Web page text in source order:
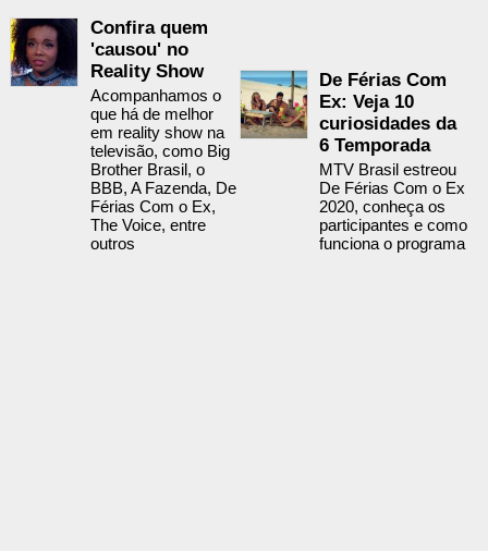
Confira quem
'causou' no
Reality Show
Acompanhamos o
que há de melhor
em reality show na
televisão, como Big
Brother Brasil, o
BBB, A Fazenda, De
Férias Com o Ex,
The Voice, entre
outros
De Férias Com
Ex: Veja 10
curiosidades da
6 Temporada
MTV Brasil estreou
De Férias Com o Ex
2020, conheça os
participantes e como
funciona o programa